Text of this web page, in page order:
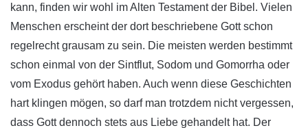
kann, finden wir wohl im Alten Testament der Bibel. Vielen
Menschen erscheint der dort beschriebene Gott schon
regelrecht grausam zu sein. Die meisten werden bestimmt
schon einmal von der Sintflut, Sodom und Gomorrha oder
vom Exodus gehört haben. Auch wenn diese Geschichten
hart klingen mögen, so darf man trotzdem nicht vergessen,
dass Gott dennoch stets aus Liebe gehandelt hat. Der